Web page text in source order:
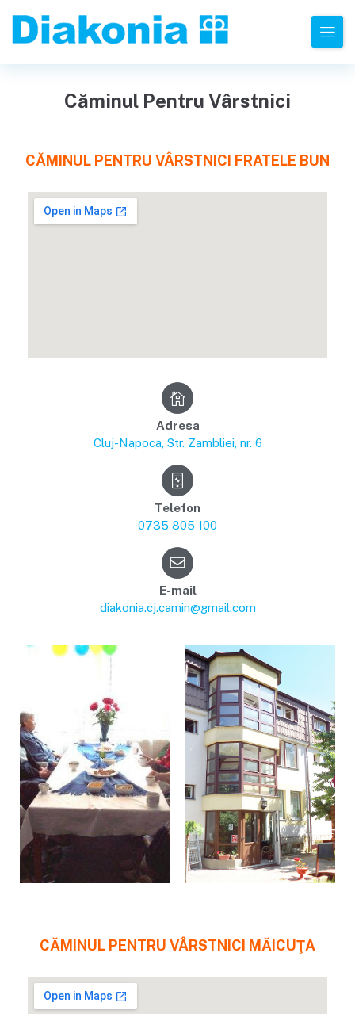
Căminul Pentru Vârstnici
CĂMINUL PENTRU VÂRSTNICI FRATELE BUN
Adresa
Cluj-Napoca, Str. Zambliei, nr. 6
Telefon
0735 805 100
E-mail
diakonia.cj.camin@gmail.com
CĂMINUL PENTRU VÂRSTNICI MĂICUŢA